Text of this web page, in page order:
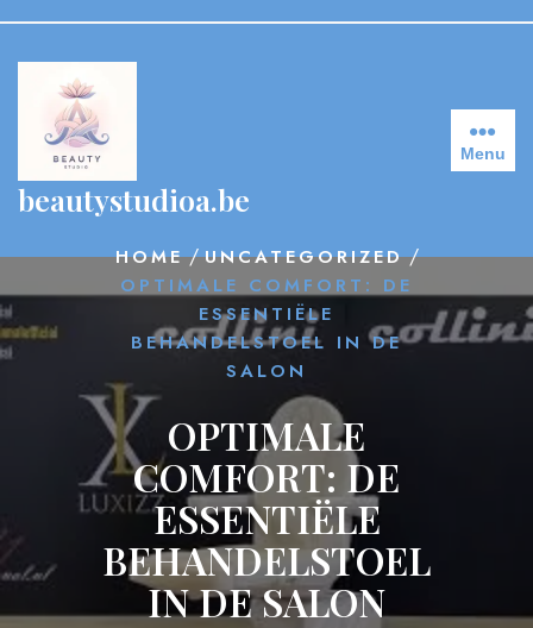
content
beautystudioa.be
Menu
HOME/UNCATEGORIZED/
OPTIMALE COMFORT: DE
ESSENTIËLE
BEHANDELSTOEL IN DE
SALON
OPTIMALE
COMFORT: DE
ESSENTIËLE
BEHANDELSTOEL
IN DE SALON